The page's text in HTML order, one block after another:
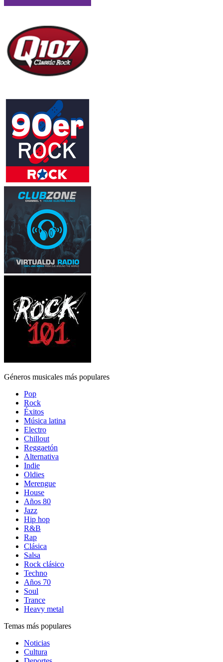
Géneros musicales más populares
Pop
Rock
Éxitos
Música latina
Electro
Chillout
Reggaetón
Alternativa
Indie
Oldies
Merengue
House
Años 80
Jazz
Hip hop
R&B
Rap
Clásica
Salsa
Rock clásico
Techno
Años 70
Soul
Trance
Heavy metal
Temas más populares
Noticias
Cultura